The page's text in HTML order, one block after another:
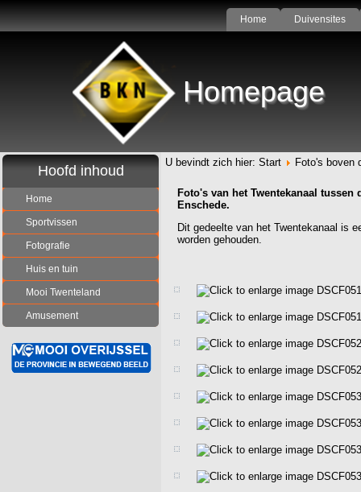
Home Duivensites
Homepage
Hoofd inhoud
Home
Sportvissen
Fotografie
Huis en tuin
Mooi Twenteland
Amusement
U bevindt zich hier: Start Foto's boven
Foto's van het Twentekanaal
Enschede.
Dit gedeelte van het Twentekanaal is
worden gehouden.